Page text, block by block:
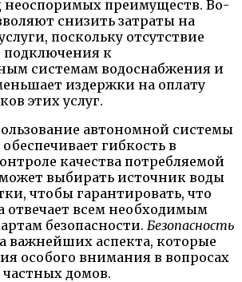
неоспоримых преимуществ. Во-
снизить затраты на
поскольку отсутствие
к
системам водоснабжения и
издержки на оплату
этих услуг.
автономной системы
гибкость в
качества потребляемой
выбирать источник воды
чтобы гарантировать, что
отвечает всем необходимым
безопасности. Безопасность
важнейших аспекта, которые
особого внимания в вопросах
домов.